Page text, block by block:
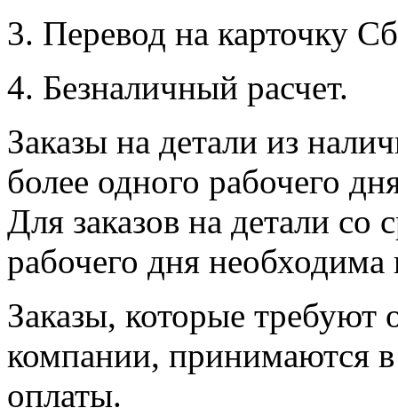
3. Перевод на карточку
4. Безналичный расчет.
Заказы на детали из
более одного рабочего
Для заказов на детали со
рабочего дня необходима
Заказы, которые требуют
компании, принимаются
оплаты.